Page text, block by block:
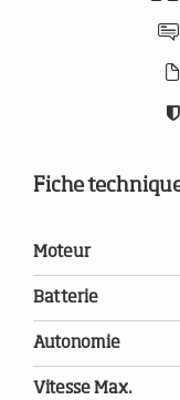
Fiche
Moteur
Batterie
Autonomie
Vitesse Max.